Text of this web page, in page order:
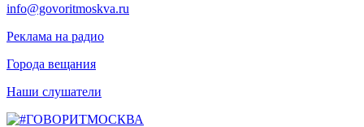
info@govoritmoskva.ru
Реклама на радио
Города вещания
Наши слушатели